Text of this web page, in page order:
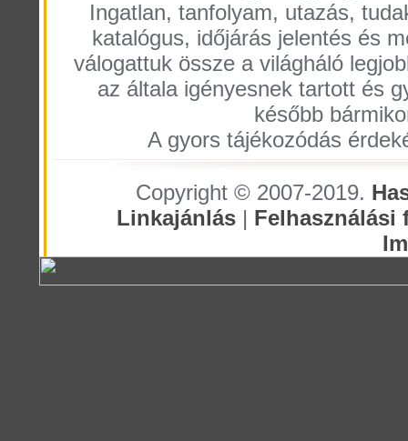
Ingatlan, tanfolyam, utazás,
katalógus, időjárás jelentés és
válogattuk össze a világháló
az általa igényesnek tartott és
később
A gyors tájékozódás
Copyright © 2007-2019.
Linkajánlás | Felhasználási